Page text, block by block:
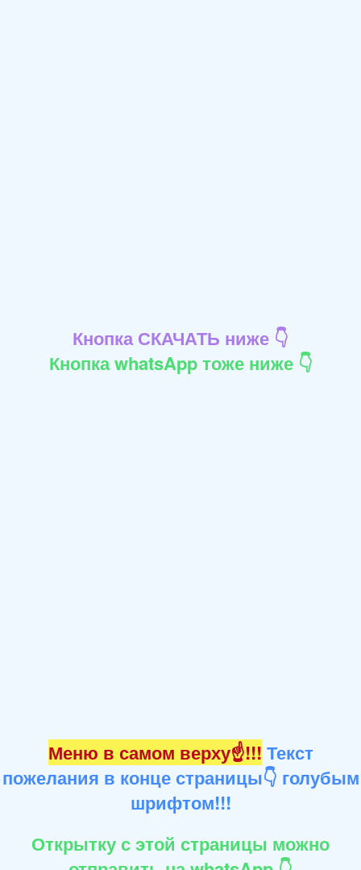
Кнопка СКАЧАТЬ ниже 👇
Кнопка whatsApp тоже ниже 👇
Меню в самом верху☝!!! Текст
пожелания в конце страницы👇 голубым
шрифтом!!!
Открытку с этой страницы можно